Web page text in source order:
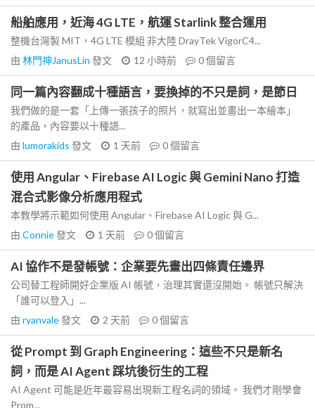
船舶應用，近海 4G LTE，航運 Starlink 整合運用
整機台灣製 MIT，4G LTE 模組 非大陸 DrayTek VigorC4...
由 林門神JanusLin 發文 12 小時前 0個留言
同一篇內容翻成十種語言，要換掉的不只是詞，是節日
我們做的是一套「上傳一張孩子的照片，就寫出並畫出一本繪本」
的產品，內容要以十種語...
由 lumorakids 發文 1 天前 0個留言
使用 Angular、Firebase AI Logic 與 Gemini Nano 打造
混合式影像分析應用程式
本教學將示範如何使用 Angular、Firebase AI Logic 與 G...
由 Connie發文 1 天前 0個留言
AI 協作不是發帳號：企業要先畫出四條責任邊界
公司替工程師開好企業版 AI 帳號，治理其實還沒開始。 帳號只解決
「誰可以登入」...
由 ryanvale發文 2 天前 0個留言
從 Prompt 到 Graph Engineering：這些不只是新名
詞，而是 AI Agent 踩坑後衍生的工程
AI Agent 可能是近年最容易出現新工程名詞的領域。 我們才剛學會
Prom...